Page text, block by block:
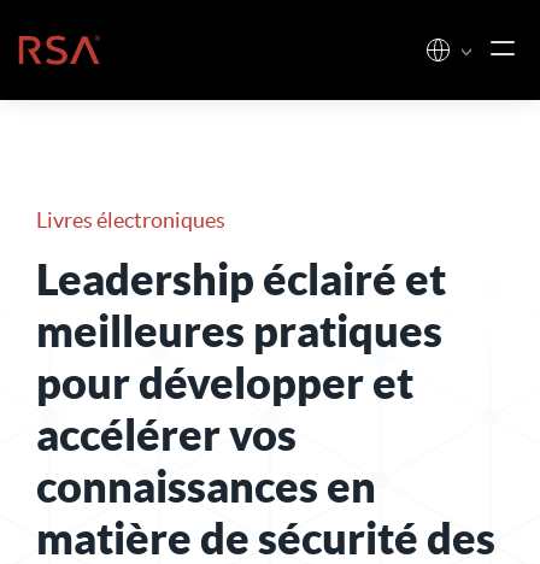
Accueil
Livres électroniques
Leadership éclairé et
meilleures pratiques
pour développer et
accélérer vos
connaissances en
matière de sécurité des